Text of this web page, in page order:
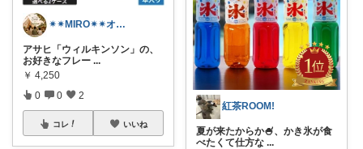
✴︎✴︎MIRO✴︎✴︎オススメroom
アサヒ「ウィルキンソン」の、
お好きなフレー ...
￥ 4,250
0 0 2
コレ いいね
紅茶ROOM!
夏が来たからか🍧、かき氷が食
べたくて仕方な ...